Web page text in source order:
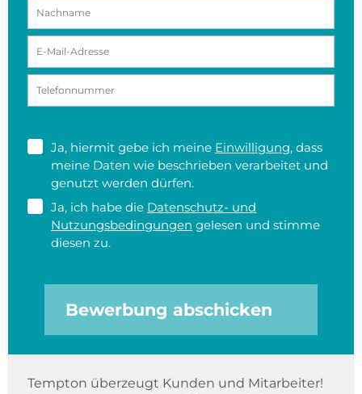
Ja, hiermit gebe ich meine Einwilligung, dass
meine Daten wie beschrieben verarbeitet und
genutzt werden dürfen.
Ja, ich habe die Datenschutz- und
Nutzungsbedingungen gelesen und stimme
diesen zu.
Bewerbung abschicken
Tempton überzeugt Kunden und Mitarbeiter!